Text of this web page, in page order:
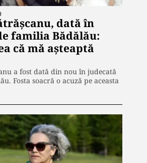
dată în
familia Bădălău:
că mă așteaptă
a fost dată din nou în judecată
Fosta soacră o acuză pe aceasta